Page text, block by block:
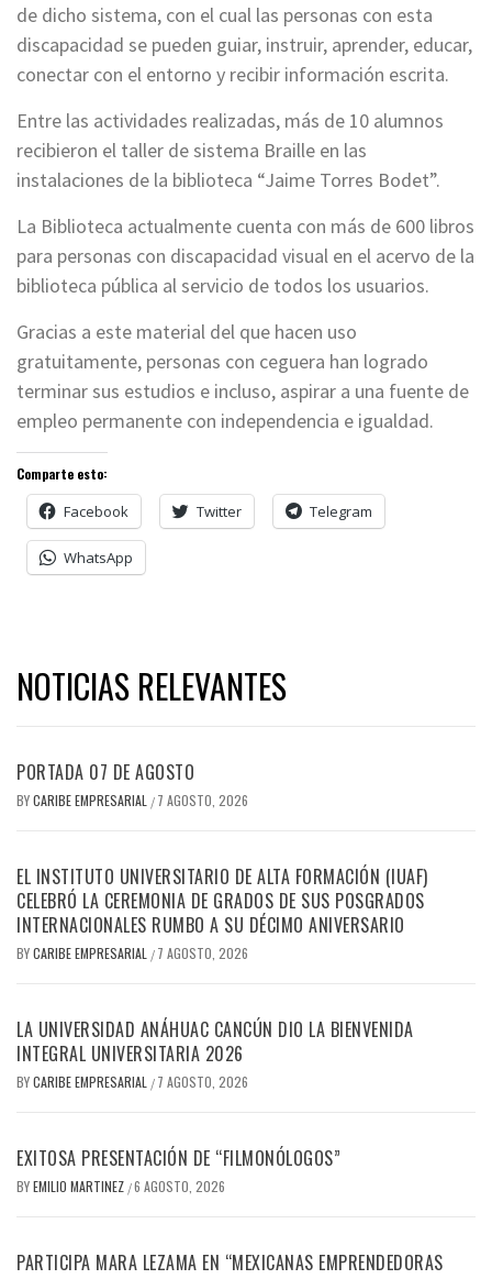
de dicho sistema, con el cual las personas con esta
discapacidad se pueden guiar, instruir, aprender, educar,
conectar con el entorno y recibir información escrita.
Entre las actividades realizadas, más de 10 alumnos
recibieron el taller de sistema Braille en las
instalaciones de la biblioteca “Jaime Torres Bodet”.
La Biblioteca actualmente cuenta con más de 600 libros
para personas con discapacidad visual en el acervo de la
biblioteca pública al servicio de todos los usuarios.
Gracias a este material del que hacen uso
gratuitamente, personas con ceguera han logrado
terminar sus estudios e incluso, aspirar a una fuente de
empleo permanente con independencia e igualdad.
Comparte esto:
Facebook Twitter Telegram
WhatsApp
NOTICIAS RELEVANTES
PORTADA 07 DE AGOSTO
BYCARIBE EMPRESARIAL / 7 AGOSTO, 2026
EL INSTITUTO UNIVERSITARIO DE ALTA FORMACIÓN (IUAF)
CELEBRÓ LA CEREMONIA DE GRADOS DE SUS POSGRADOS
INTERNACIONALES RUMBO A SU DÉCIMO ANIVERSARIO
BYCARIBE EMPRESARIAL / 7 AGOSTO, 2026
LA UNIVERSIDAD ANÁHUAC CANCÚN DIO LA BIENVENIDA
INTEGRAL UNIVERSITARIA 2026
BYCARIBE EMPRESARIAL / 7 AGOSTO, 2026
EXITOSA PRESENTACIÓN DE “FILMONÓLOGOS”
BYEMILIO MARTINEZ /6 AGOSTO, 2026
PARTICIPA MARA LEZAMA EN “MEXICANAS EMPRENDEDORAS